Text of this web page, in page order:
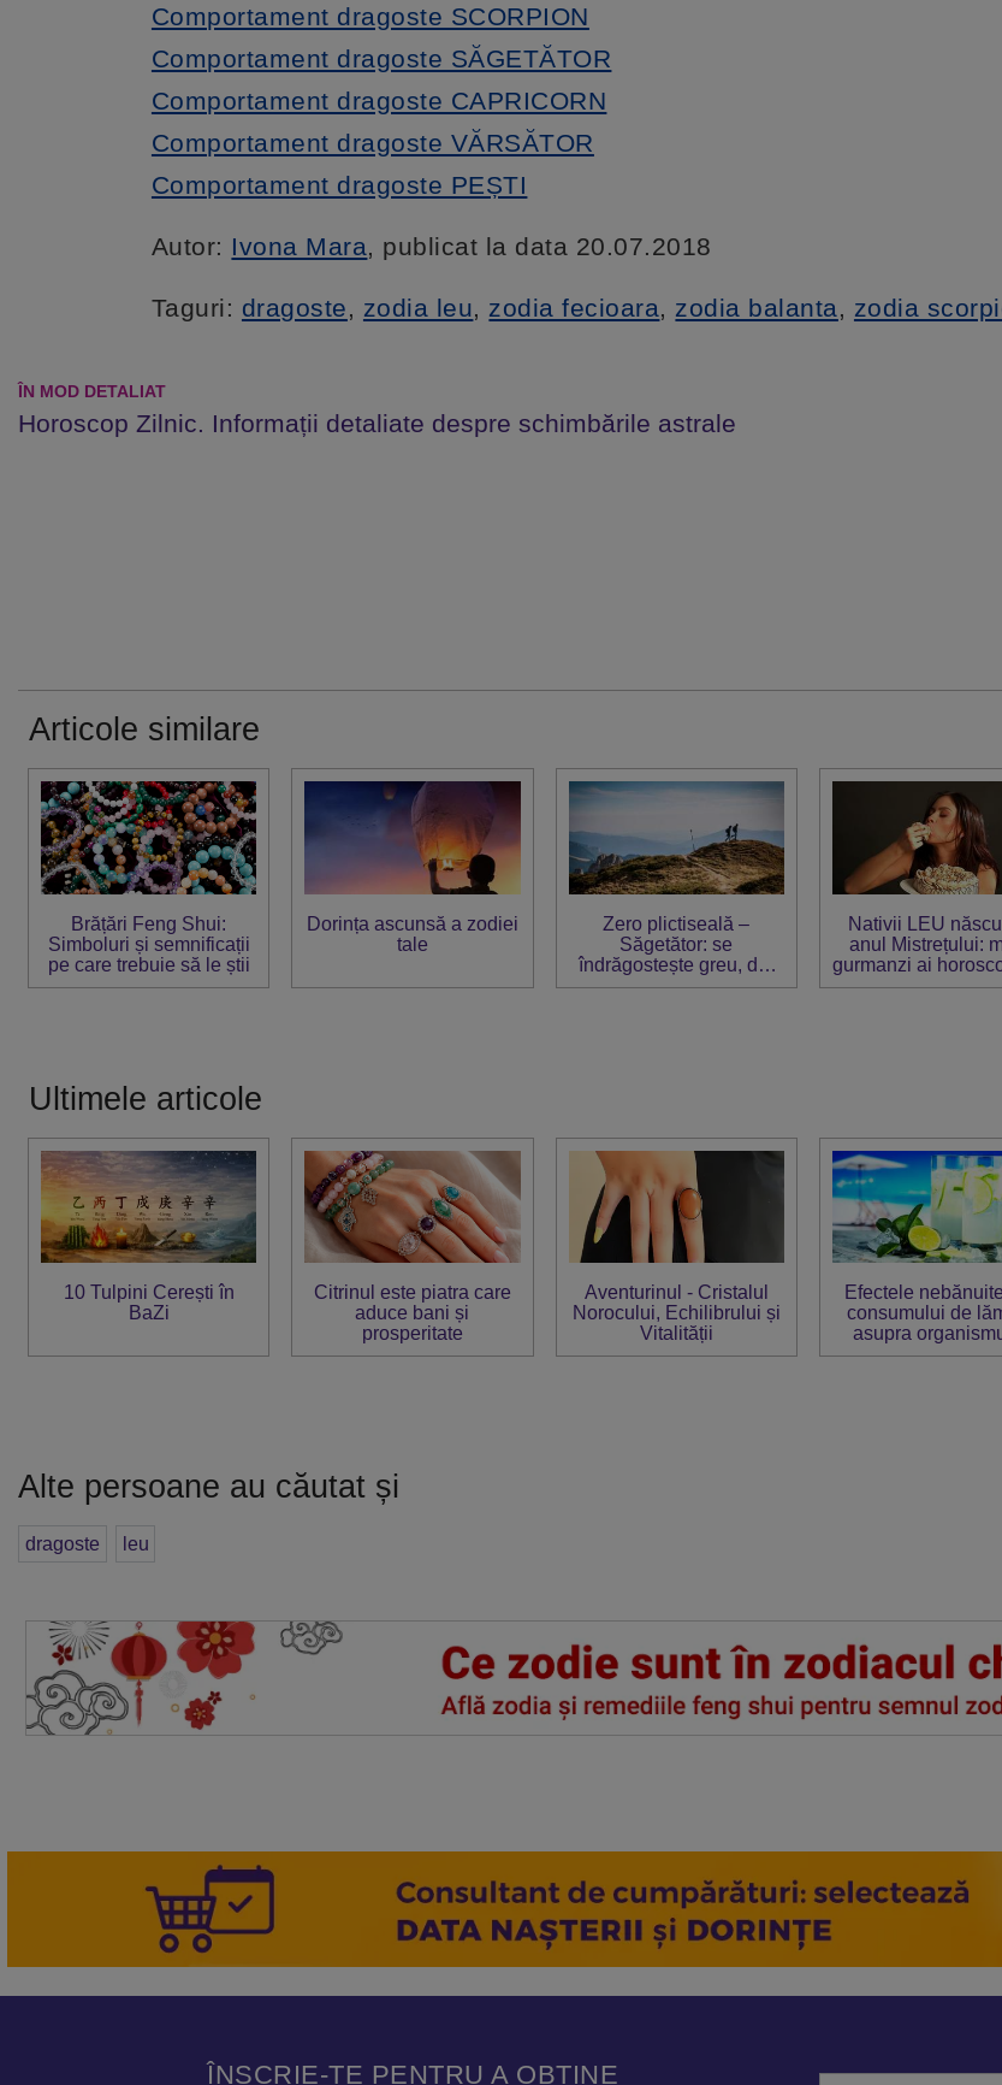
Comportament dragoste SCORPION
Comportament dragoste SĂGETĂTOR
Comportament dragoste CAPRICORN
Comportament dragoste VĂRSĂTOR
Comportament dragoste PEȘTI
Autor: Ivona Mara, publicat la data 20.07.2018
Taguri: dragoste, zodia leu, zodia fecioara, zodia balanta, zodia
ÎN MOD DETALIAT
Horoscop Zilnic. Informații detaliate despre schimbările astrale
Articole similare
Brățări Feng Shui:
Simboluri și semnificații
pe care trebuie să le știi
Dorința ascunsă a zodiei
tale
Zero plictiseală –
Săgetător: se
îndrăgostește greu, dar
când o face, se dedică
Nativii LEU
anul Mistrețului:
gurmanzi ai
Ultimele articole
10 Tulpini Cerești în
BaZi
Citrinul este piatra care
aduce bani și
prosperitate
Aventurinul - Cristalul
Norocului, Echilibrului și
Vitalității
Efectele
consumului de
asupra
Alte persoane au căutat și
dragoste leu
ÎNSCRIE-TE PENTRU A OBȚINE